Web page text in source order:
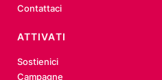
Contattaci
ATTIVATI
Sostienici
Campagne